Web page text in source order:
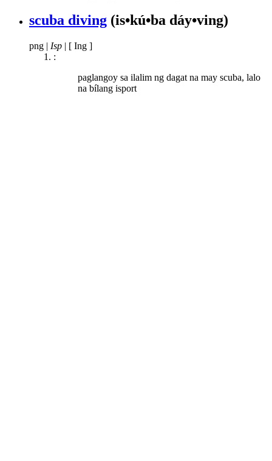
scuba diving (is•kú•ba dáy•ving)
png | Isp | [ Ing ]
:
paglangoy sa ilalim ng dagat na may scuba, lalo
na bílang isport